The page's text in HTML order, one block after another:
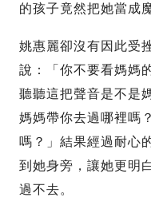
的孩子竟然把她當成
姚惠麗卻沒有因此受
說：「你不要看媽媽
聽聽這把聲音是不是
媽媽帶你去過哪裡嗎
嗎？」結果經過耐心
到她身旁，讓她更明
過不去。